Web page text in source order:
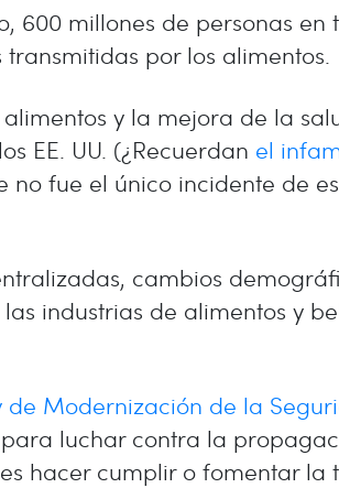
600 millones de personas en
por los alimentos.
y la mejora de la
EE. UU. (¿Recuerdan el
no fue el único incidente de
cambios
industrias de alimentos y
de Modernización de la
luchar contra la
hacer cumplir o fomentar la